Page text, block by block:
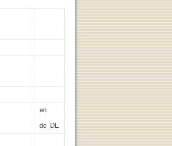
en
de_DE